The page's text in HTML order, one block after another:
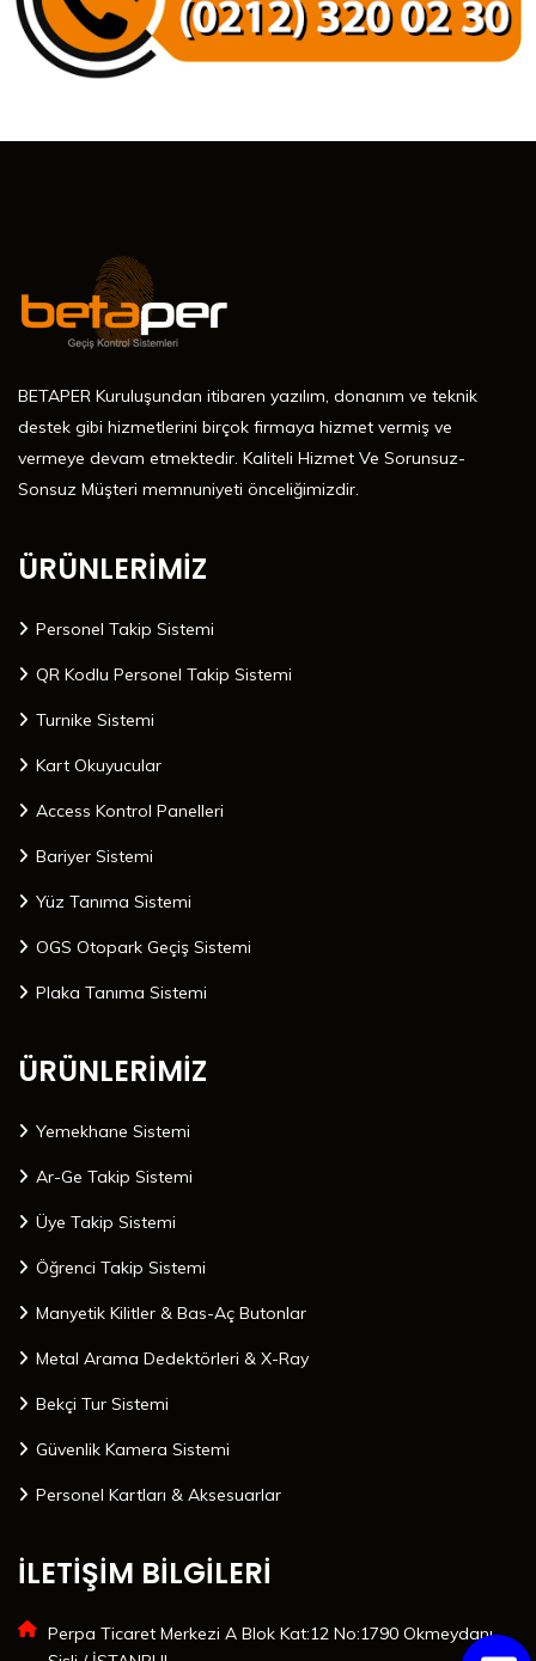
BETAPER Kuruluşundan itibaren yazılım, donanım ve teknik
destek gibi hizmetlerini birçok firmaya hizmet vermiş ve
vermeye devam etmektedir. Kaliteli Hizmet Ve Sorunsuz-
Sonsuz Müşteri memnuniyeti önceliğimizdir.
ÜRÜNLERİMİZ
Personel Takip Sistemi
QR Kodlu Personel Takip Sistemi
Turnike Sistemi
Kart Okuyucular
Access Kontrol Panelleri
Bariyer Sistemi
Yüz Tanıma Sistemi
OGS Otopark Geçiş Sistemi
Plaka Tanıma Sistemi
ÜRÜNLERİMİZ
Yemekhane Sistemi
Ar-Ge Takip Sistemi
Üye Takip Sistemi
Öğrenci Takip Sistemi
Manyetik Kilitler & Bas-Aç Butonlar
Metal Arama Dedektörleri & X-Ray
Bekçi Tur Sistemi
Güvenlik Kamera Sistemi
Personel Kartları & Aksesuarlar
İLETİŞİM BİLGİLERİ
Perpa Ticaret Merkezi A Blok Kat:12 No:1790 Okmeydanı